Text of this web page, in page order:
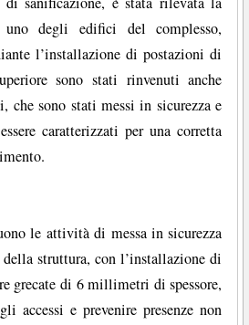
degli edifici del complesso,
l’installazione di postazioni di
sono stati rinvenuti anche
sono stati messi in sicurezza e
caratterizzati per una corretta
le attività di messa in sicurezza
struttura, con l’installazione di
grecate di 6 millimetri di spessore,
accessi e prevenire presenze non